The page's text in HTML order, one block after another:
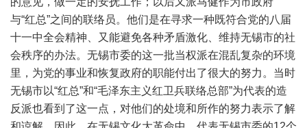
与“红总”之间的联络员。他们是在寻求一种既符合党的八届
十一中全会精神、又能避免各种矛盾激化、维持无锡市的社
会秩序的办法。无锡市委的这一批当权派在混乱复杂的环境
里，为党的事业和恢复政府的职能付出了很大的努力。当时
无锡市以“红总”和“毛泽东主义红卫兵联络总部”为代表的造
反派也看到了这一点，对他们的处境和所作的努力表示了解